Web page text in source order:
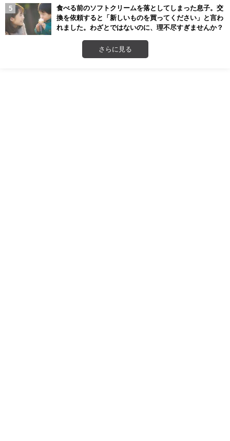
食べる前のソフトクリームを落としてしまった息子。交
換を依頼すると「新しいものを買ってください」と言わ
れました。わざとではないのに、理不尽すぎませんか？
さらに見る